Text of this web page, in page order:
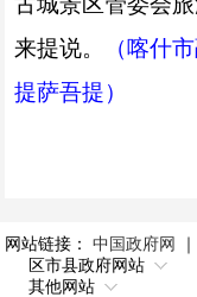
来提说。
（喀什
提萨吾提）
网站链接： 中国政府网 ｜
区市县政府网站
其他网站